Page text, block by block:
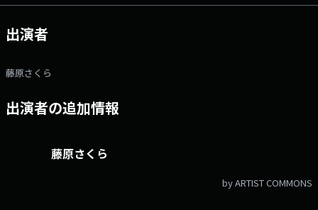
出演者
藤原さくら
出演者の追加情報
藤原さくら
by ARTIST COMMONS